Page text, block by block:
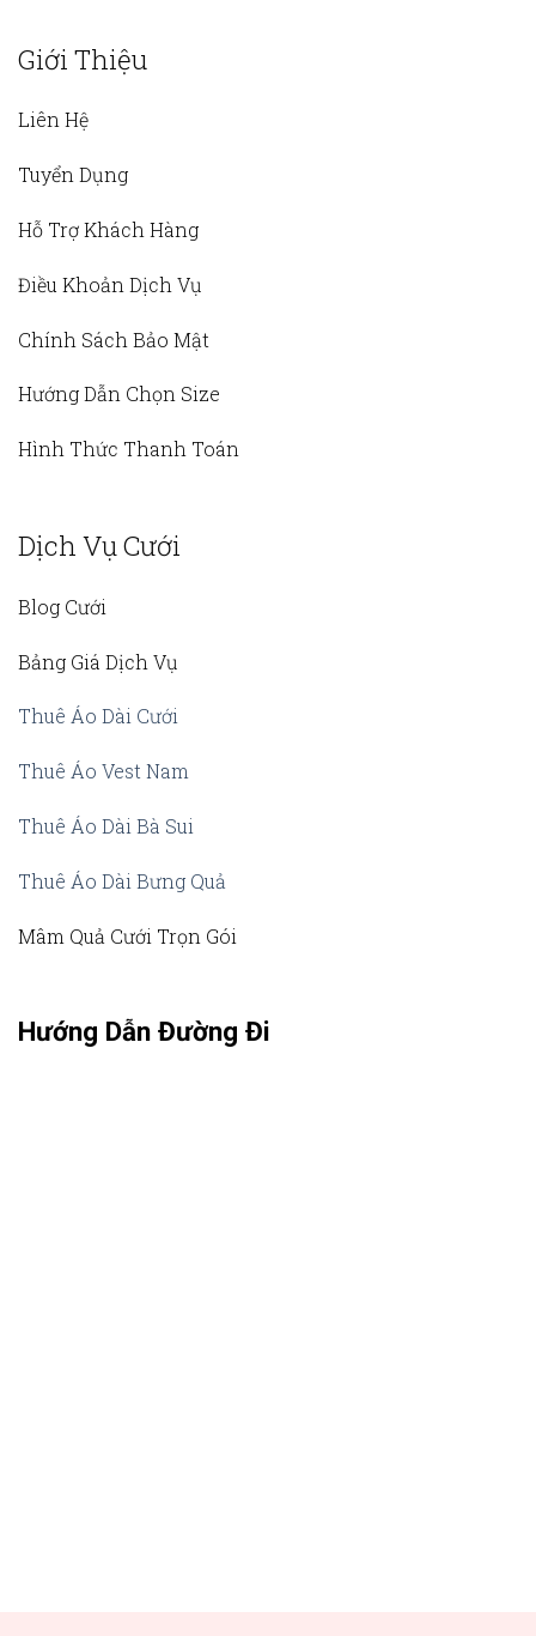
Giới Thiệu
Liên Hệ
Tuyển Dụng
Hỗ Trợ Khách Hàng
Điều Khoản Dịch Vụ
Chính Sách Bảo Mật
Hướng Dẫn Chọn Size
Hình Thức Thanh Toán
Dịch Vụ Cưới
Blog Cưới
Bảng Giá Dịch Vụ
Thuê Áo Dài Cưới
Thuê Áo Vest Nam
Thuê Áo Dài Bà Sui
Thuê Áo Dài Bưng Quả
Mâm Quả Cưới Trọn Gói
Hướng Dẫn Đường Đi